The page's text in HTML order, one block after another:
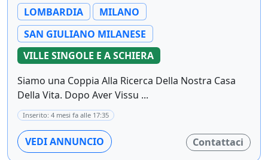
LOMBARDIA
MILANO
SAN GIULIANO MILANESE
VILLE SINGOLE E A SCHIERA
Siamo una Coppia Alla Ricerca Della Nostra Casa
Della Vita. Dopo Aver Vissu ...
Inserito: 4 mesi fa alle 17:35
VEDI ANNUNCIO Contattaci